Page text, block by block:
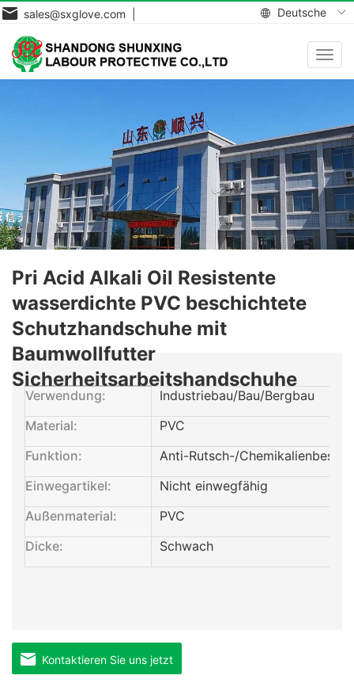
Deutsche
sales@sxglove.com |
Pri Acid Alkali Oil Resistente
wasserdichte PVC beschichtete
Schutzhandschuhe mit
Baumwollfutter
Sicherheitsarbeitshandschuhe
Verwendung:
Industriebau/Bau/Bergbau
Material:
PVC
Funktion:
Anti-Rutsch-/
Einwegartikel:
Nicht einwegfähig
Außenmaterial:
PVC
Dicke:
Schwach
Kontaktieren Sie uns jetzt